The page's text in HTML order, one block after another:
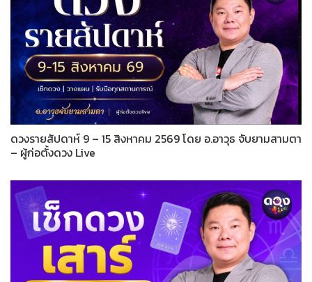
ดวงรายสัปดาห์ 9 – 15 สิงหาคม 2569 โดย อ.อาวุธ จับยามสามตา
– ผู้ก่อตั้งดวง Live